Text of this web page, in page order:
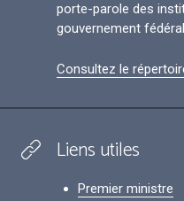
porte-parole des
gouvernement
Consultez le
Liens utiles
Premier ministre